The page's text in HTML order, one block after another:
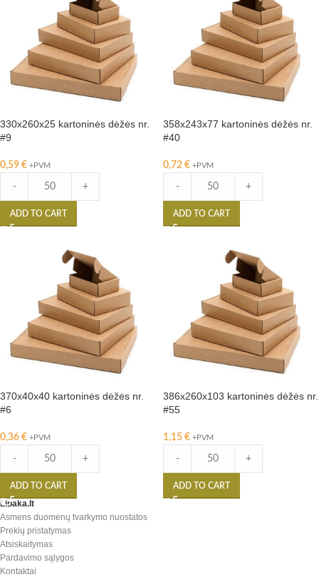
330x260x25 kartoninės dėžės nr.
#9
0,59 € +PVM
- +
ADD TO CART
358x243x77 kartoninės dėžės nr.
#40
0,72 € +PVM
- +
ADD TO CART
370x40x40 kartoninės dėžės nr.
#6
0,36 € +PVM
- +
ADD TO CART
386x260x103 kartoninės dėžės nr.
#55
1,15 € +PVM
- +
ADD TO CART
Lipaka.lt
Asmens duomenų tvarkymo nuostatos
Prekių pristatymas
Atsiskaitymas
Pardavimo sąlygos
Kontaktai